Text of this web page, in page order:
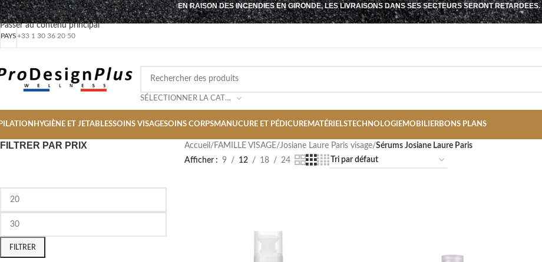
Passer à la navigation
Passer au contenu principal
EN RAISON DES INCENDIES EN GIRONDE, LES LIVRAISONS DANS SES SECTEURS SERONT RETARDEES.
PAYS+33 1 30 36 20 50
SÉLECTIONNER LA CATÉGORIE
HYGIÈNE ET JETABLESSOINS VISAGESOINS CORPSMANUCURE ET PÉDICUREMATÉRIELSTECHNOLOGIEMOBILIERBONS PLANS
FILTRER PAR PRIX
FILTRER
Accueil / FAMILLE VISAGE/Josiane Laure Paris visage/Sérums Josiane Laure Paris
Afficher
9 12 18 24